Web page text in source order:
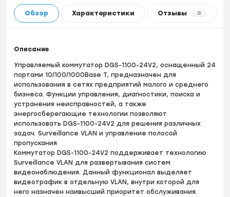
Обзор Характеристики Отзывы 0
Описание
Управляемый коммутатор DGS-1100-24V2, оснащенный 24
портами 10/100/1000Base T, предназначен для
использования в сетях предприятий малого и среднего
бизнеса. Функции управления, диагностики, поиска и
устранения неисправностей, а также
энергосберегающие технологии позволяют
использовать DGS-1100-24V2 для решения различных
задач. Surveillance VLAN и управление полосой
пропускания
Коммутатор DGS-1100-24V2 поддерживает технологию
Surveillance VLAN для развертывания систем
видеонаблюдения. Данный функционал выделяет
видеотрафик в отдельную VLAN, внутри которой для
него назначен наивысший приоритет обслуживания.